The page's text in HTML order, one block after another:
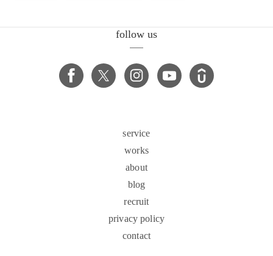
follow us
service
works
about
blog
recruit
privacy policy
contact